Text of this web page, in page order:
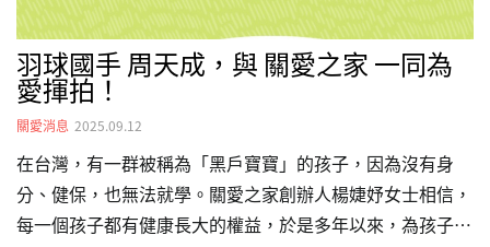
羽球國手 周天成，與 關愛之家 一同為
愛揮拍！
關愛消息 2025.09.12
在台灣，有一群被稱為「黑戶寶寶」的孩子，因為沒有身
分、健保，也無法就學。關愛之家創辦人楊婕妤女士相信，
每一個孩子都有健康長大的權益，於是多年以來，為孩子提